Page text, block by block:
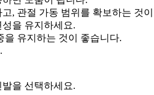
, 관절 가동 범위를 확보하는 것
을 유지하세요.
을 유지하는 것이 좋습니다.
을 선택하세요.